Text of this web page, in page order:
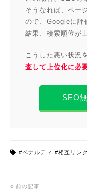
そうなれば、ペー
ので、Googleに評
結果、検索順位が
こうした悪い状況
査して上位化に必
SEO
#ペナルティ #相互リンク
« 前の記事